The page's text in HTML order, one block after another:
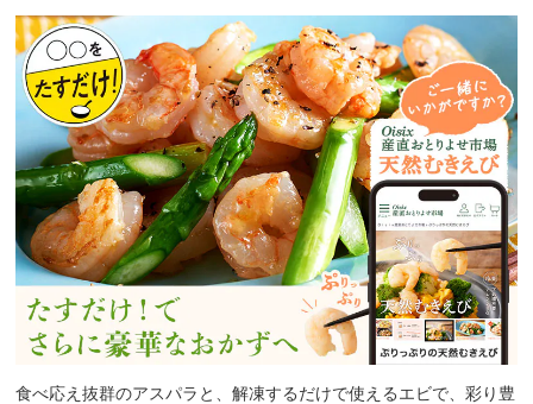
食べ応え抜群のアスパラと、解凍するだけで使えるエビで、彩り豊